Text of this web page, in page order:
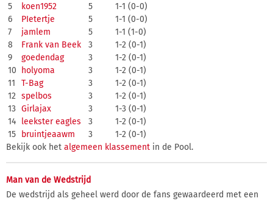
5
koen1952 5
1-1 (0-0)
6
PIetertje 5
1-1 (0-0)
7
jamlem 5
1-1 (1-0)
8
Frank van Beek 3
1-2 (0-1)
9
goedendag 3
1-2 (0-1)
10
holyoma 3
1-2 (0-1)
11
T-Bag 3
1-2 (0-1)
12 spelbos 3
1-2 (0-1)
13 Girlajax 3
1-3 (0-1)
14 leekster eagles 3
1-2 (0-1)
15
bruintjeaawm 3
1-2 (0-1)
Bekijk ook het algemeen klassement in de Pool.
Man van de Wedstrijd
De wedstrijd als geheel werd door de fans gewaardeerd met een